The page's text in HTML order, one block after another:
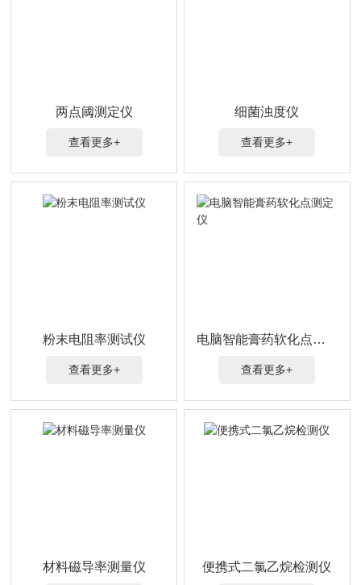
两点阈测定仪
查看更多+
细菌浊度仪
查看更多+
粉末电阻率测试仪
查看更多+
电脑智能膏药软化点测定仪
查看更多+
材料磁导率测量仪 便携式二氯乙烷检测仪